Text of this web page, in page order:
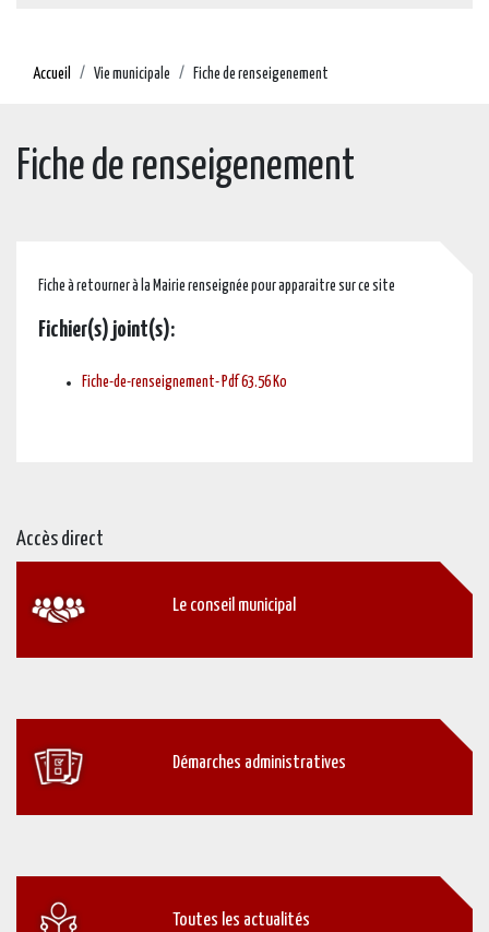
Accueil Vie municipale Fiche de renseigenement
Fiche de renseigenement
Fiche à retourner à la Mairie renseignée pour apparaitre sur ce site
Fichier(s) joint(s):
Fiche-de-renseignement- Pdf 63.56 Ko
Accès direct
Le conseil municipal
Démarches administratives
Toutes les actualités